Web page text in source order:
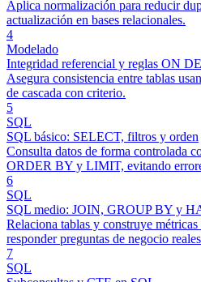
Aplica normalización para reducir
actualización en bases relacionales.
4
Modelado
Integridad referencial y reglas ON
Asegura consistencia entre tablas
de cascada con criterio.
5
SQL
SQL básico: SELECT, filtros y orden
Consulta datos de forma controlada
ORDER BY y LIMIT, evitando
6
SQL
SQL medio: JOIN, GROUP BY y
Relaciona tablas y construye
responder preguntas de negocio
7
SQL